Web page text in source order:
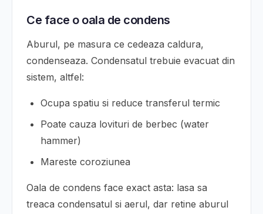
Ce face o oala de condens
Aburul, pe masura ce cedeaza caldura,
condenseaza. Condensatul trebuie evacuat din
sistem, altfel:
Ocupa spatiu si reduce transferul termic
Poate cauza lovituri de berbec (water
hammer)
Mareste coroziunea
Oala de condens face exact asta: lasa sa
treaca condensatul si aerul, dar retine aburul